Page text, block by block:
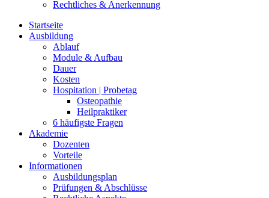
Rechtliches & Anerkennung
Startseite
Ausbildung
Ablauf
Module & Aufbau
Dauer
Kosten
Hospitation | Probetag
Osteopathie
Heilpraktiker
6 häufigste Fragen
Akademie
Dozenten
Vorteile
Informationen
Ausbildungsplan
Prüfungen & Abschlüsse